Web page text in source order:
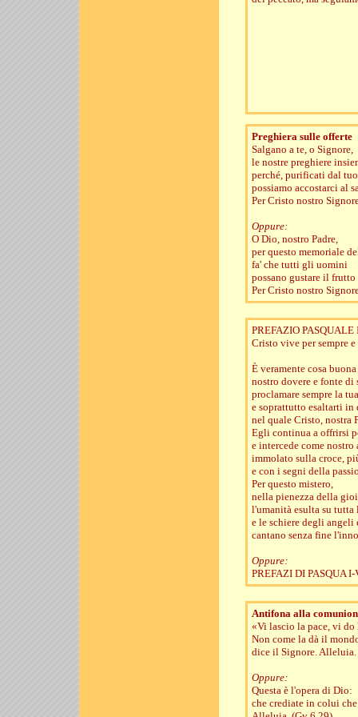
Preghiera sulle offerte
Salgano a te, o Signore,
le nostre preghiere
perché, purificati dal
possiamo accostarci al
Per Cristo nostro
Oppure:
O Dio, nostro Padre,
per questo memoriale
fa' che tutti gli uomini
possano gustare il
Per Cristo nostro
PREFAZIO PASQUALE
Cristo vive per sempre
È veramente cosa
nostro dovere e fonte di
proclamare sempre la
e soprattutto esaltarti in
nel quale Cristo, nostra
Egli continua a offrirsi
e intercede come
immolato sulla croce,
e con i segni della
Per questo mistero,
nella pienezza della
l'umanità esulta su tutta
e le schiere degli angeli
cantano senza fine
Oppure:
PREFAZI DI PASQUA I-
Antifona alla
«Vi lascio la pace, vi do
Non come la dà il
dice il Signore. Alleluia.
Oppure:
Questa è l'opera di Dio:
che crediate in colui